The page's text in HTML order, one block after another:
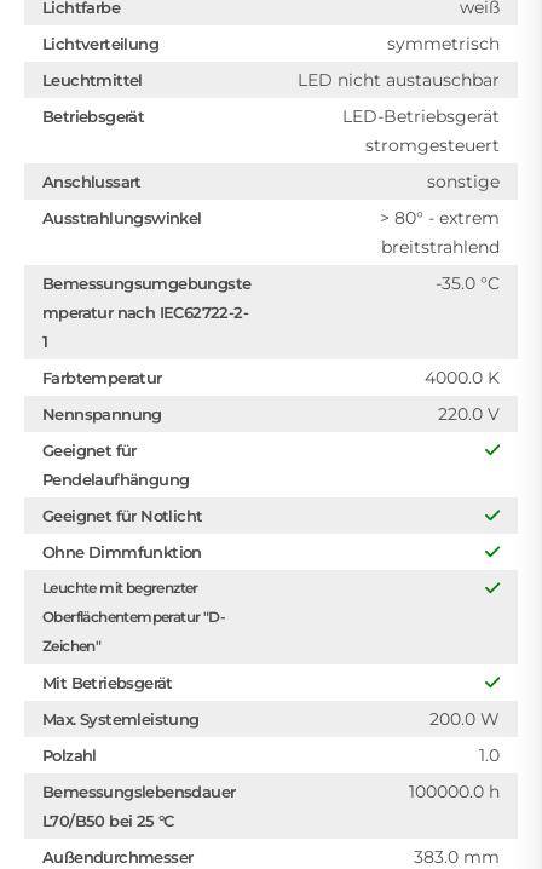
Lichtfarbe weiß
Lichtverteilung symmetrisch
Leuchtmittel LED nicht austauschbar
Betriebsgerät
LED-Betriebsgerät
stromgesteuert
Anschlussart sonstige
Ausstrahlungswinkel
> 80° - extrem
breitstrahlend
Bemessungsumgebungste
mperatur nach IEC62722-2-
1
-35.0 °C
Farbtemperatur 4000.0 K
Nennspannung 220.0 V
Geeignet für
Pendelaufhängung
Geeignet für Notlicht
Ohne Dimmfunktion
Leuchte mit begrenzter
Oberflächentemperatur "D-
Zeichen"
Mit Betriebsgerät
Max. Systemleistung
200.0 W
Polzahl 1.0
Bemessungslebensdauer
L70/B50 bei 25 °C
100000.0 h
Außendurchmesser 383.0 mm